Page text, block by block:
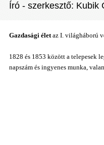
Író - szerkesztő: Kubik
Gazdasági életaz I. világháború
1828 és 1853 között a telepesek
napszám és ingyenes munka,